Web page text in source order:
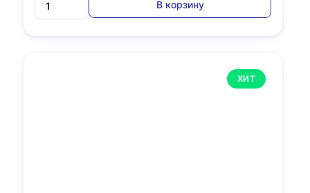
В корзину
ХИТ